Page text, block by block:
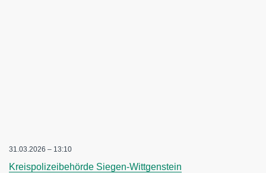
31.03.2026 – 13:10
Kreispolizeibehörde Siegen-Wittgenstein